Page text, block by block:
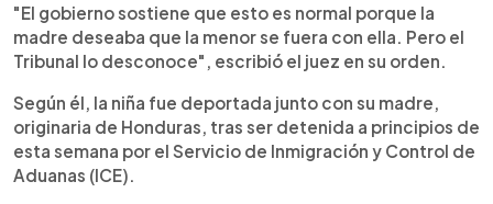
"El gobierno sostiene que esto es normal porque la
madre deseaba que la menor se fuera con ella. Pero el
Tribunal lo desconoce", escribió el juez en su orden.
Según él, la niña fue deportada junto con su madre,
originaria de Honduras, tras ser detenida a principios de
esta semana por el Servicio de Inmigración y Control de
Aduanas (ICE).